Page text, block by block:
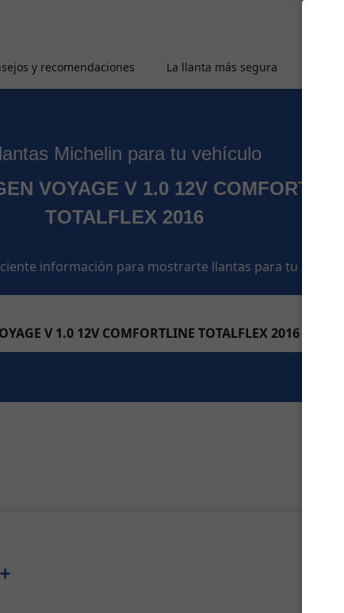
y recomendaciones La llanta más segura
Michelin para tu vehículo
VOYAGE V 1.0 12V COMFORTLINE
TOTALFLEX 2016
información para mostrarte llantas para tu auto
V 1.0 12V COMFORTLINE TOTALFLEX 2016